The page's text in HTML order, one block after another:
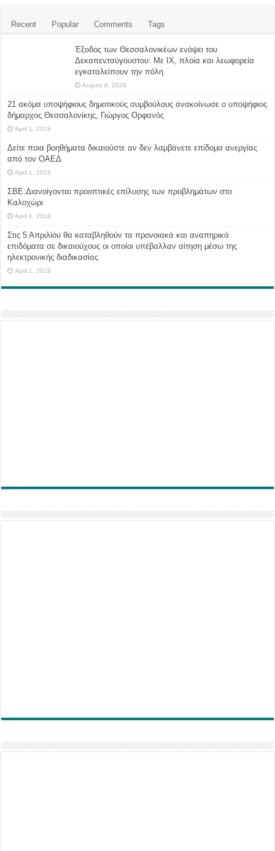
Recent Popular Comments Tags
Έξοδος των Θεσσαλονικέων ενόψει του
Δεκαπενταύγουστου: Με ΙΧ, πλοία και λεωφορεία
εγκαταλείπουν την πόλη
August 8, 2026
21 ακόμα υποψήφιους δημοτικούς συμβούλους ανακοίνωσε ο υποψήφιος
δήμαρχος Θεσσαλονίκης, Γιώργος Ορφανός
April 1, 2019
Δείτε ποια βοηθήματα δικαιούστε αν δεν λαμβάνετε επίδομα ανεργίας
από τον ΟΑΕΔ
April 1, 2019
ΣΒΕ:Διανοίγονται προοπτικές επίλυσης των προβλημάτων στο
Καλοχώρι
April 1, 2019
Στις 5 Απριλίου θα καταβληθούν τα προνοιακά και αναπηρικά
επιδόματα σε δικαιούχους οι οποίοι υπέβαλλαν αίτηση μέσω της
ηλεκτρονικής διαδικασίας
April 1, 2019